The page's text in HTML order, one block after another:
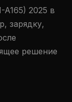
A165) 2025 в
зарядку,
решение